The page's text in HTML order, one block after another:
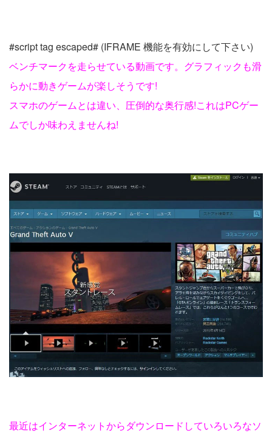
#script tag escaped# (IFRAME 機能を有効にして下さい)
ベンチマークを走らせている動画です。グラフィックも滑
らかに動きゲームが楽しそうです!
スマホのゲームとは違い、圧倒的な奥行感!これはPCゲー
ムでしか味わえませんね!
最近はインターネットからダウンロードしていろいろなソ